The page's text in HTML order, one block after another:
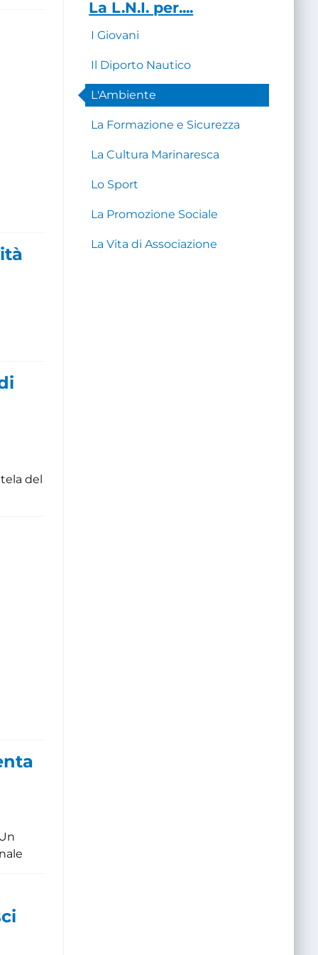
del
La L.N.I. per....
I Giovani
Il Diporto Nautico
L'Ambiente
La Formazione e Sicurezza
La Cultura Marinaresca
Lo Sport
La Promozione Sociale
La Vita di Associazione